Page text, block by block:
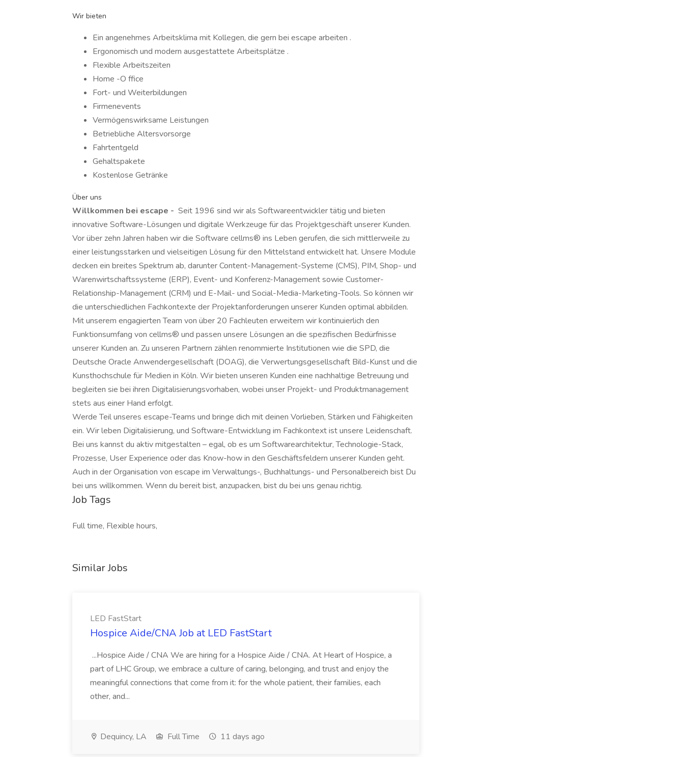
Wir bieten
Ein angenehmes Arbeitsklima mit Kollegen, die gern bei escape arbeiten .
Ergonomisch und modern ausgestattete Arbeitsplätze .
Flexible Arbeitszeiten
Home -O ffice
Fort- und Weiterbildungen
Firmenevents
Vermögenswirksame Leistungen
Betriebliche Altersvorsorge
Fahrtentgeld
Gehaltspakete
Kostenlose Getränke
Über uns
Willkommen bei escape - Seit 1996 sind wir als Softwareentwickler tätig und bieten
innovative Software-Lösungen und digitale Werkzeuge für das Projektgeschäft unserer Kunden.
Vor über zehn Jahren haben wir die Software cellms® ins Leben gerufen, die sich mittlerweile zu
einer leistungsstarken und vielseitigen Lösung für den Mittelstand entwickelt hat. Unsere Module
decken ein breites Spektrum ab, darunter Content-Management-Systeme (CMS), PIM, Shop- und
Warenwirtschaftssysteme (ERP), Event- und Konferenz-Management sowie Customer-
Relationship-Management (CRM) und E-Mail- und Social-Media-Marketing-Tools. So können wir
die unterschiedlichen Fachkontexte der Projektanforderungen unserer Kunden optimal abbilden.
Mit unserem engagierten Team von über 20 Fachleuten erweitern wir kontinuierlich den
Funktionsumfang von cellms® und passen unsere Lösungen an die spezifischen Bedürfnisse
unserer Kunden an. Zu unseren Partnern zählen renommierte Institutionen wie die SPD, die
Deutsche Oracle Anwendergesellschaft (DOAG), die Verwertungsgesellschaft Bild-Kunst und die
Kunsthochschule für Medien in Köln. Wir bieten unseren Kunden eine nachhaltige Betreuung und
begleiten sie bei ihren Digitalisierungsvorhaben, wobei unser Projekt- und Produktmanagement
stets aus einer Hand erfolgt.
Werde Teil unseres escape-Teams und bringe dich mit deinen Vorlieben, Stärken und Fähigkeiten
ein. Wir leben Digitalisierung, und Software-Entwicklung im Fachkontext ist unsere Leidenschaft.
Bei uns kannst du aktiv mitgestalten – egal, ob es um Softwarearchitektur, Technologie-Stack,
Prozesse, User Experience oder das Know-how in den Geschäftsfeldern unserer Kunden geht.
Auch in der Organisation von escape im Verwaltungs-, Buchhaltungs- und Personalbereich bist Du
bei uns willkommen. Wenn du bereit bist, anzupacken, bist du bei uns genau richtig.
Job Tags
Full time, Flexible hours,
Similar Jobs
LED FastStart
Hospice Aide/CNA Job at LED FastStart
...Hospice Aide / CNA We are hiring for a Hospice Aide / CNA. At Heart of Hospice, a
part of LHC Group, we embrace a culture of caring, belonging, and trust and enjoy the
meaningful connections that come from it: for the whole patient, their families, each
other, and...
Dequincy, LA Full Time 11 days ago